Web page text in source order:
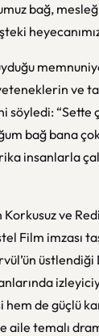
bağ,
ve
söyledi: “Sette
bağ bana
insanlarla
Korkusuz ve
Film imzası
üstlendiği
hem de güçlü
aile temalı